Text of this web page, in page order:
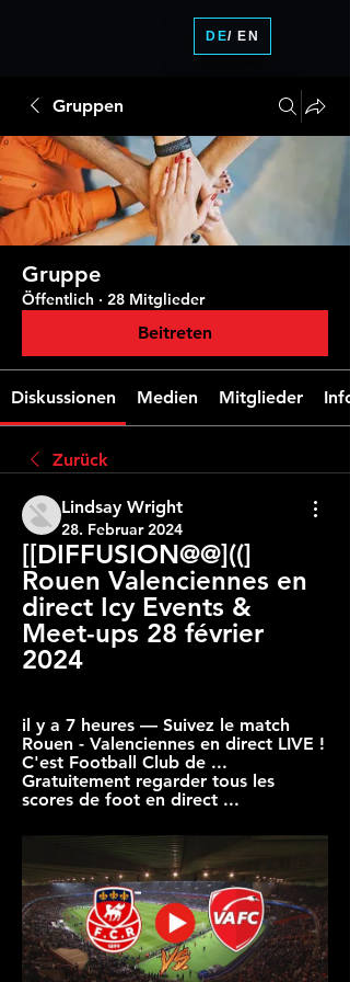
Gruppen
Gruppe
Öffentlich · 28 Mitglieder
Beitreten
Diskussionen Medien Mitglieder Info
Zurück
Lindsay Wright
28. Februar 2024
[[DIFFUSION@@]((]
Rouen Valenciennes en
direct Icy Events &
Meet-ups 28 février
2024
il y a 7 heures — Suivez le match
Rouen - Valenciennes en direct LIVE !
C'est Football Club de ...
Gratuitement regarder tous les
scores de foot en direct ...
DE/ EN